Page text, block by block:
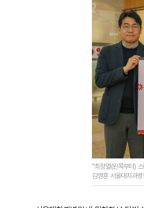
“최창열(왼쪽부터)
김영훈 서울대치과